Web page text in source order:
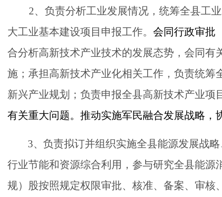
2、负责分析工业发展情况，统筹全县工
大工业基本建设项目申报工作。 会同行政审批
合分析高新技术产业技术的发展态势，会同
施；承担高新技术产业化相关工作，负责统
新兴产业规划；负责申报全县高新技术产业项
有关重大问题。推动实施军民融合发展战略，
3、负责拟订并组织实施全县能源发展战
行业节能和资源综合利用，参与研究全县能
规）股按照规定权限审批、核准、备案、审